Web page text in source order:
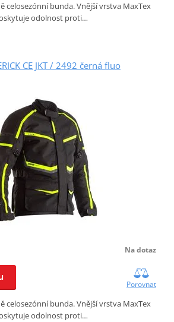
celosezónní bunda. Vnější vrstva MaxTex
odolnost proti…
CE JKT / 2492 černá fluo
Na dotaz
Porovnat
celosezónní bunda. Vnější vrstva MaxTex
odolnost proti…